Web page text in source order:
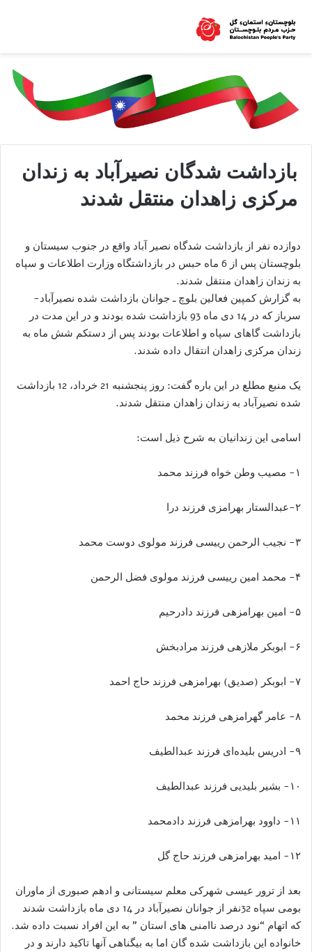
بازداشت شدگان نصیرآباد به زندان
مرکزی زاهدان منتقل شدند
دوازده نفر از بازداشت شدگاه نصیر آباد واقع در جنوب سیستان و
بلوچستان پس از 6 ماه حبس در بازداشتگاه وزارت اطلاعات و سپاه
به زندان زاهدان منتقل شدند.
به گزارش کمپین فعالین بلوچ ـ جوانان بازداشت شده نصیرآباد-
سرباز که در 14 دی ماه 93 بازداشت شده بودند و در این مدت در
بازداشت گاهای سپاه و اطلاعات بودند پس از دستکم شش ماه به
زندان مرکزی زاهدان انتقال داده شدند.
یک منبع مطلع در این باره گفت: روز پنجشنبه 21 خرداد، 12 بازداشت
شده نصیرآباد به زندان زاهدان منتقل شدند.
اسامی این زندانیان به شرح ذیل است:
۱- مصیب وطن خواه فرزند محمد
۲-عبدالستار بهرامزی فرزند درا
۳- نجیب الرحمن رییسی فرزند مولوی دوست محمد
۴- محمد امین رییسی فرزند مولوی فضل الرحمن
۵- امین بهرامزهی فرزند دادرحیم
۶- ابوبکر ملازهی فرزند مرادبخش
۷- ابوبکر (صدیق) بهرامزهی فرزند حاج احمد
۸- عامر گهرامزهی فرزند محمد
۹- ادریس بلیده‌ای فرزند عبدالطیف
۱۰- بشیر بلیدیی فرزند عبدالطیف
۱۱- داوود بهرامزهی فرزند دادمحمد
۱۲- امید بهرامزهی فرزند حاج گل
بعد از ترور عیسی شهرکی معلم سیستانی و ادهم صبوری از ماوران
بومی سپاه 32نفر از جوانان نصیرآباد در 14 دی ماه بازداشت شدند
که اتهام “نود درصد ناامنی های استان ” به این افراد نسبت داده شد.
خانواده این بازداشت شده گان اما به بیگناهی آنها تاکید دارند و در